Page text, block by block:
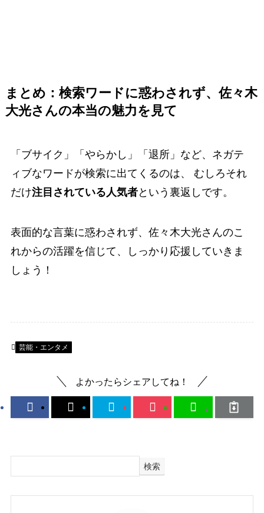
まとめ：検索ワードに惑わされず、佐々木
大光さんの本当の魅力を見て
「ブサイク」「やらかし」「退所」など、ネガテ
ィブなワードが検索に出てくるのは、 むしろそれ
だけ注目されている人気者という裏返しです。
表面的な言葉に惑わされず、佐々木大光さんのこ
れからの活躍を信じて、しっかり応援していきま
しょう！
芸能・エンタメ
よかったらシェアしてね！
検索